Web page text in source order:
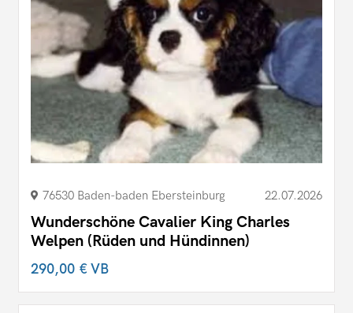
76530 Baden-baden Ebersteinburg 22.07.2026
Wunderschöne Cavalier King Charles
Welpen (Rüden und Hündinnen)
290,00 €VB